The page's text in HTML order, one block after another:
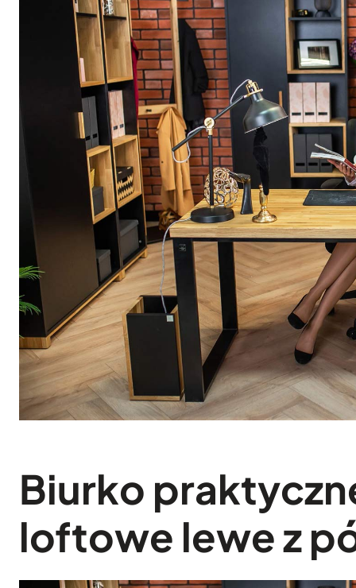
Biurko
loftowe lewe z